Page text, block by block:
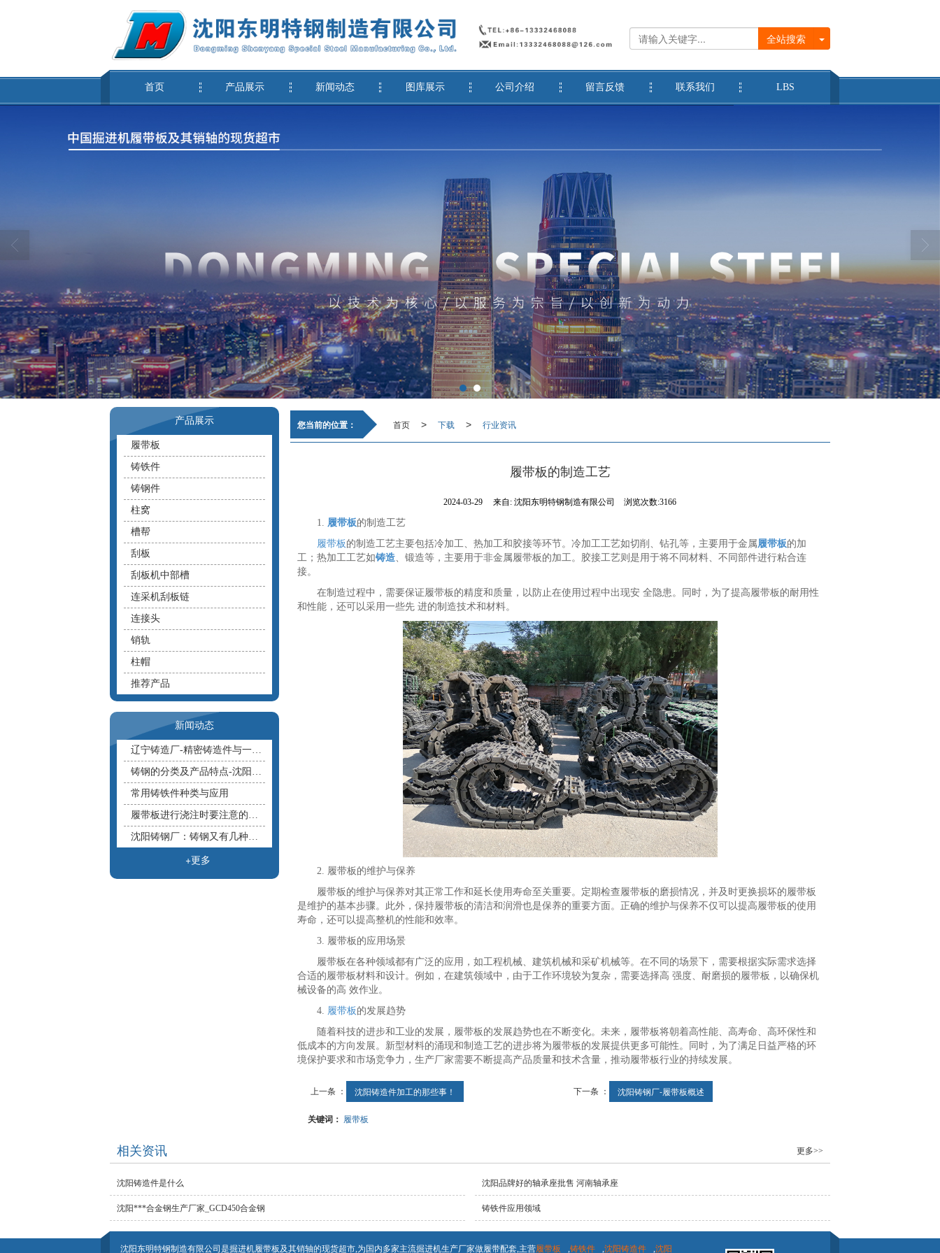
全站搜索
首页 产品展示 新闻动态 图库展示 公司介绍 留言反馈 联系我们 LBS
您当前的位置： 首页 > 下载 > 行业资讯
履带板的制造工艺
2024-03-29 来自:沈阳东明特钢制造有限公司 浏览次数:3166
1. 履带板的制造工艺
履带板 的制造工艺主要包括冷加工、热加工和胶接等环节。冷加工工艺如切削、钻孔等，主要用于金属履带板的加
工；热加工工艺如铸造、锻造等，主要用于非金属履带板的加工。胶接工艺则是用于将不同材料、不同部件进行粘合连
接。
在制造过程中，需要保证履带板的精度和质量，以防止在使用过程中出现安 全隐患。同时，为了提高履带板的耐用性
和性能，还可以采用一些先 进的制造技术和材料。
2. 履带板的维护与保养
履带板的维护与保养对其正常工作和延长使用寿命至关重要。定期检查履带板的磨损情况，并及时更换损坏的履带板
是维护的基本步骤。此外，保持履带板的清洁和润滑也是保养的重要方面。正确的维护与保养不仅可以提高履带板的使用
寿命，还可以提高整机的性能和效率。
3. 履带板的应用场景
履带板在各种领域都有广泛的应用，如工程机械、建筑机械和采矿机械等。在不同的场景下，需要根据实际需求选择
合适的履带板材料和设计。例如，在建筑领域中，由于工作环境较为复杂，需要选择高 强度、耐磨损的履带板，以确保机
械设备的高 效作业。
4. 履带板 的发展趋势
随着科技的进步和工业的发展，履带板的发展趋势也在不断变化。未来，履带板将朝着高性能、高寿命、高环保性和
低成本的方向发展。新型材料的涌现和制造工艺的进步将为履带板的发展提供更多可能性。同时，为了满足日益严格的环
境保护要求和市场竞争力，生产厂家需要不断提高产品质量和技术含量，推动履带板行业的持续发展。
上一条 ： 沈阳铸造件加工的那些事！ 下一条 ： 沈阳铸钢厂-履带板概述
关键词： 履带板
产品展示
履带板
铸铁件
铸钢件
柱窝
槽帮
刮板
刮板机中部槽
连采机刮板链
连接头
销轨
柱帽
推荐产品
新闻动态
辽宁铸造厂-精密铸造件与一般铸造件有什么不同？
铸钢的分类及产品特点-沈阳铸钢厂
常用铸铁件种类与应用
履带板进行浇注时要注意的事！
沈阳铸钢厂：铸钢又有几种分类呢？
+更多
相关资讯 更多>>
沈阳铸造件是什么 沈阳品牌好的轴承座批售 河南轴承座
沈阳***合金钢生产厂家_GCD450合金钢 铸铁件应用领域
沈阳东明特钢制造有限公司是掘进机履带板及其销轴的现货超市,为国内多家主流掘进机生产厂家做履带配套,主营履带板 ,铸铁件 ,沈阳铸造件 ,沈阳